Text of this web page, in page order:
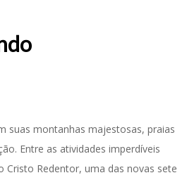
suas montanhas majestosas, praias
Entre as atividades imperdíveis
Cristo Redentor, uma das novas sete